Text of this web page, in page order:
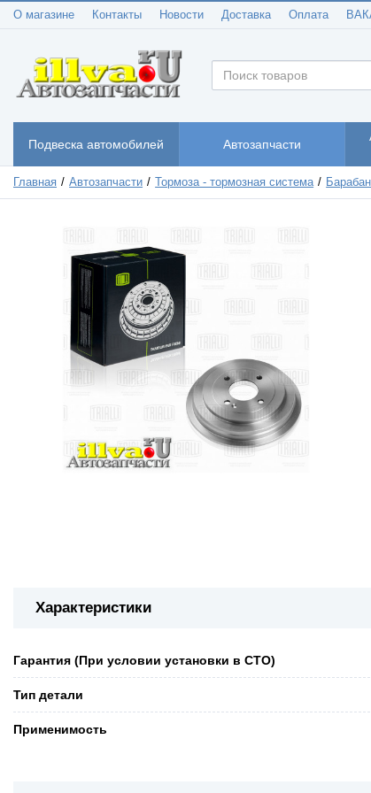
О магазине Контакты Новости Доставка Оплата
Подвеска автомобилей Автозапчасти
Главная Автозапчасти Тормоза - тормозная система
Характеристики
Гарантия (При условии установки в СТО)
Тип детали
Применимость